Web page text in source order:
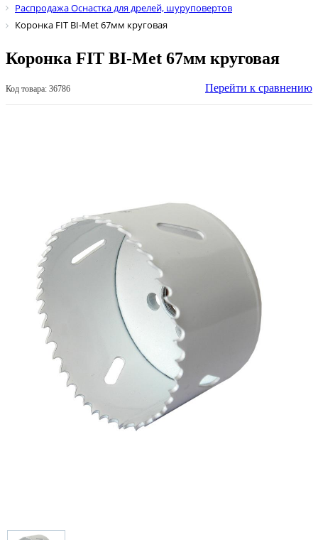
Распродажа Оснастка для дрелей, шуруповертов
Коронка FIT BI-Met 67мм круговая
Коронка FIT BI-Met 67мм круговая
Код товара: 36786 Перейти к сравнению